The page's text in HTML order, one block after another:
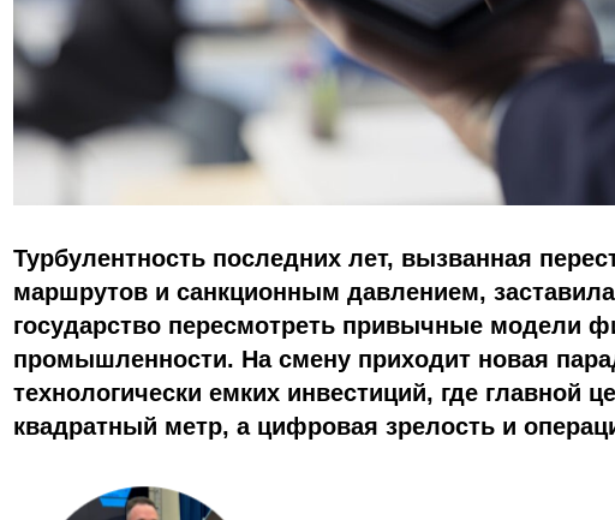
Турбулентность последних лет, вызванная
маршрутов и санкционным давлением,
государство пересмотреть привычные модели
промышленности. На смену приходит новая
технологически емких инвестиций, где главной
квадратный метр, а цифровая зрелость и